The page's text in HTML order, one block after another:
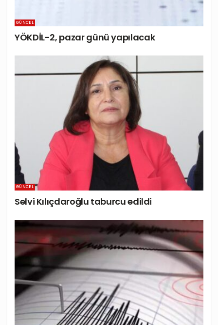
GÜNCEL
YÖKDİL-2, pazar günü yapılacak
GÜNCEL
Selvi Kılıçdaroğlu taburcu edildi